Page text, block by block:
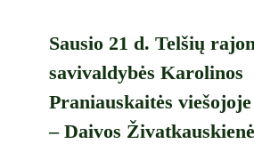
Sausio 21 d. Telšių
savivaldybės Karolinos
Praniauskaitės
– Daivos